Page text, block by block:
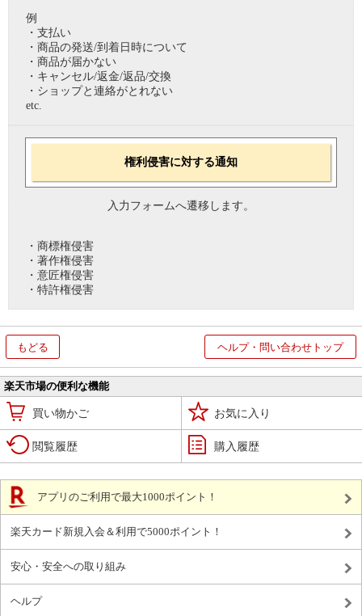
例
・支払い
・商品の発送/到着日時について
・商品が届かない
・キャンセル/返金/返品/交換
・ショップと連絡がとれない
etc.
権利侵害に対する通知
入力フォームへ遷移します。
・商標権侵害
・著作権侵害
・意匠権侵害
・特許権侵害
もどる ヘルプ・問い合わせトップ
楽天市場の便利な機能
買い物かご お気に入り
閲覧履歴 購入履歴
アプリのご利用で最大1000ポイント！
楽天カード新規入会＆利用で5000ポイント！
安心・安全への取り組み
ヘルプ